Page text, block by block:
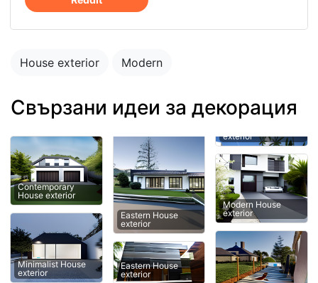
House exterior Modern
Свързани идеи за декорация
Contemporary
House exterior
Minimalist House
exterior
Eastern House
exterior
Eastern House
exterior
Modern House
exterior